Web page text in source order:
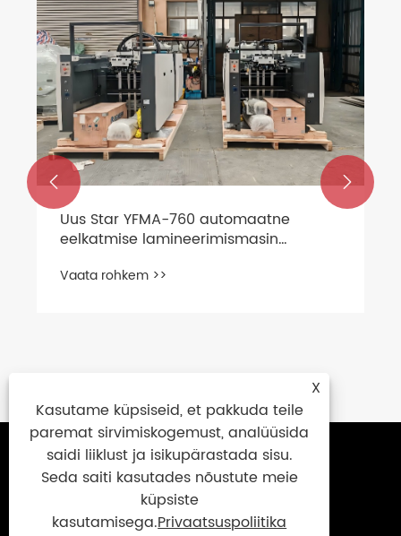
Uus Star YFMA-760 automaatne
eelkatmise lamineerimismasin
Iraanis.
Vaata rohkem >>
 
Võta meiega ühendust
+86-577-86709268
X
Kasutame küpsiseid, et pakkuda teile
paremat sirvimiskogemust, analüüsida
saidi liiklust ja isikupärastada sisu.
Seda saiti kasutades nõustute meie
küpsiste
kasutamisega.Privaatsuspoliitika